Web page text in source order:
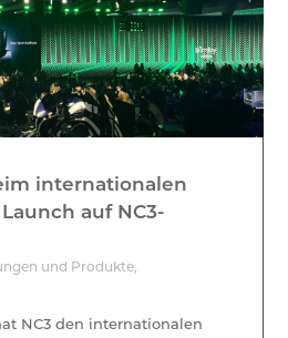
internationalen
auf NC3-
und Produkte
NC3 den internationalen